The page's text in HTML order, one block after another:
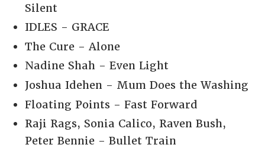
Silent
IDLES - GRACE
The Cure - Alone
Nadine Shah - Even Light
Joshua Idehen - Mum Does the Washing
Floating Points - Fast Forward
Raji Rags, Sonia Calico, Raven Bush,
Peter Bennie - Bullet Train